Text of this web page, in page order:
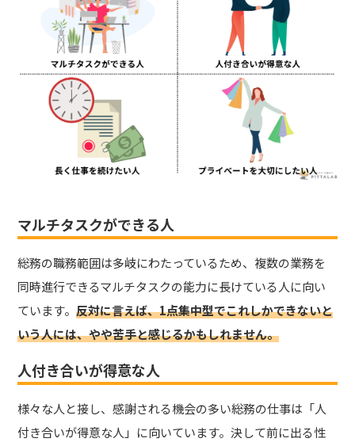
マルチタスクができる人
総務の職務範囲は多岐にわたっているため、複数の業務を
同時進行できるマルチタスクの能力に長けている人に向い
ています。反対に言えば、1点集中型でこれしかできないと
いう人には、やや苦手と感じるかもしれません。
人付き合いが得意な人
様々な人と接し、感謝される機会の多い総務の仕事は「人
付き合いが得意な人」に向いています。決して前に出る性